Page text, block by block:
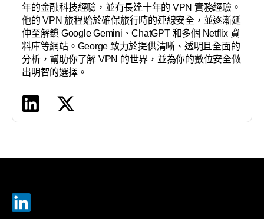
年的金融科技經驗，並有長達十年的 VPN 實務經驗。
他的 VPN 旅程始於確保旅行時的連線安全，並逐漸延
伸至解鎖 Google Gemini、ChatGPT 和多個 Netflix 資
料庫等網站。George 致力於提供清晰、透明且全面的
分析，幫助你了解 VPN 的世界，並為你的數位安全做
出明智的選擇。